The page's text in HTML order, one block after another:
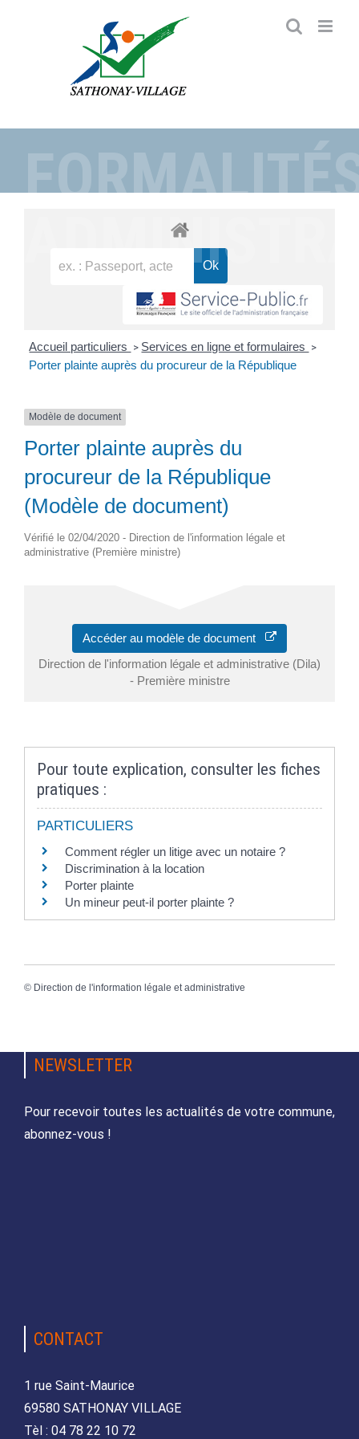
Accueil particuliers > Services en ligne et formulaires >
Porter plainte auprès du procureur de la République
Modèle de document
Porter plainte auprès du
procureur de la République
(Modèle de document)
Vérifié le 02/04/2020 - Direction de l'information légale et
administrative (Première ministre)
Accéder au modèle de document
Direction de l'information légale et administrative (Dila)
- Première ministre
Pour toute explication, consulter les fiches
pratiques :
PARTICULIERS
Comment régler un litige avec un notaire ?
Discrimination à la location
Porter plainte
Un mineur peut-il porter plainte ?
© Direction de l'information légale et administrative
NEWSLETTER
Pour recevoir toutes les actualités de votre commune,
abonnez-vous !
CONTACT
1 rue Saint-Maurice
69580 SATHONAY VILLAGE
Tèl : 04 78 22 10 72